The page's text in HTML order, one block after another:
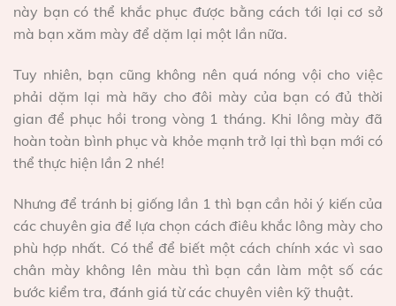
này bạn có thể khắc phục được bằng cách tới lại cơ sở
mà bạn xăm mày để dặm lại một lần nữa.
Tuy nhiên, bạn cũng không nên quá nóng vội cho việc
phải dặm lại mà hãy cho đôi mày của bạn có đủ thời
gian để phục hồi trong vòng 1 tháng. Khi lông mày đã
hoàn toàn bình phục và khỏe mạnh trở lại thì bạn mới có
thể thực hiện lần 2 nhé!
Nhưng để tránh bị giống lần 1 thì bạn cần hỏi ý kiến của
các chuyên gia để lựa chọn cách điêu khắc lông mày cho
phù hợp nhất. Có thể để biết một cách chính xác vì sao
chân mày không lên màu thì bạn cần làm một số các
bước kiểm tra, đánh giá từ các chuyên viên kỹ thuật.